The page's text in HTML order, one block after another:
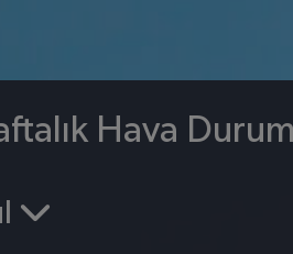
Hava